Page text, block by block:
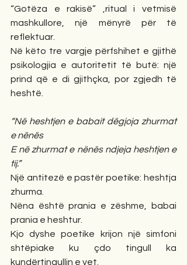
“Gotëza e rakisë” ,ritual i vetmisë
mashkullore, një mënyrë për të
reflektuar.
Në këto tre vargje përfshihet e gjithë
psikologjia e autoritetit të butë: një
prind që e di gjithçka, por zgjedh të
heshtë.
“Në heshtjen e babait dëgjoja zhurmat
e nënës
E në zhurmat e nënës ndjeja heshtjen e
tij.”
Një antitezë e pastër poetike: heshtja
zhurma.
Nëna është prania e zëshme, babai
prania e heshtur.
Kjo dyshe poetike krijon një simfoni
shtëpiake ku çdo tingull ka
kundërtingullin e vet.